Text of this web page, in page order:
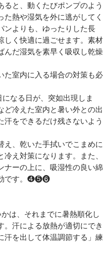
と、動くたびポンプのよう
熱や湿気を外に逃がしてく
ンよりも、ゆったりした長
しく快適に過ごせます。素材
んだ湿気を素早く吸収し乾燥
た室内に入る場合の対策も必
なる日が、突如出現しま
ど冷えた室内と暑い外との出
汗をできるだけ残さないよう
え、乾いた手拭いでこまめに
え対策になります。また、
ナーの上に、吸湿性の良い綿
効です。❹❺❻
は、それまでに暑熱順化し
汗による放熱が適切にでき
汗を出して体温調節する」練